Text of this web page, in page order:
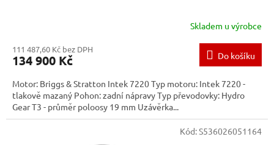
Skladem u výrobce
111 487,60 Kč bez DPH
134 900 Kč Do košíku
Motor: Briggs & Stratton Intek 7220 Typ motoru: Intek 7220 -
tlakově mazaný Pohon: zadní nápravy Typ převodovky: Hydro
Gear T3 - průměr poloosy 19 mm Uzávěrka...
Kód:S536026051164